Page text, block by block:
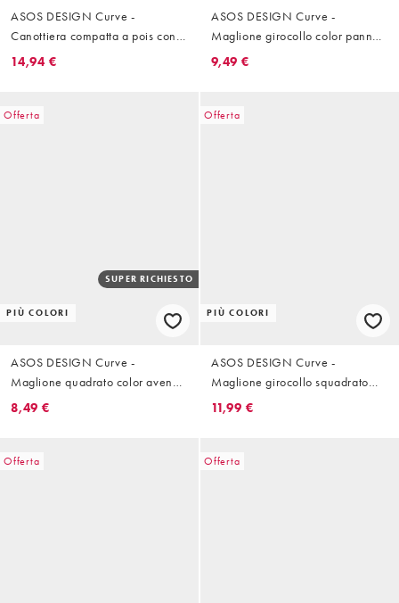
ASOS DESIGN Curve -
Canottiera compatta a pois con
scollo squadrato
14,94 €
ASOS DESIGN Curve -
Maglione girocollo color panna
a coste
9,49 €
Offerta
PIÙ COLORI
SUPER RICHIESTO
ASOS DESIGN Curve -
Maglione quadrato color avena
con scollo a V e spacco laterale
8,49 €
Offerta
PIÙ COLORI
ASOS DESIGN Curve -
Maglione girocollo squadrato
color prugna con spacco laterale
11,99 €
Offerta Offerta